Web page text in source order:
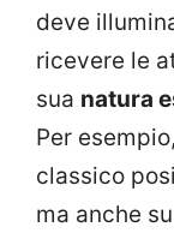
deve
ricevere le
sua natura
Per
classico
ma anche su